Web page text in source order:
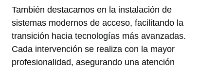
También destacamos en la instalación de
sistemas modernos de acceso, facilitando la
transición hacia tecnologías más avanzadas.
Cada intervención se realiza con la mayor
profesionalidad, asegurando una atención